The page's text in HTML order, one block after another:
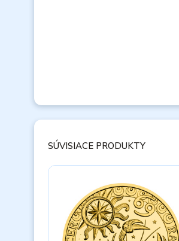
SÚVISIACE PRODUKTY